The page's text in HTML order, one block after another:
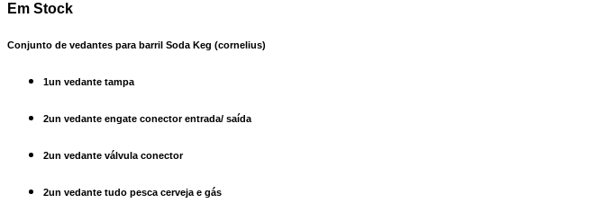
Em Stock
Conjunto de vedantes para barril Soda Keg (cornelius)
1un vedante tampa
2un vedante engate conector entrada/ saída
2un vedante válvula conector
2un vedante tudo pesca cerveja e gás